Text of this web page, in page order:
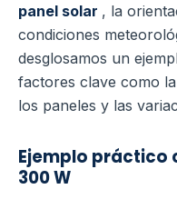
panel solar , la
condiciones
desglosamos un
factores clave como
los paneles y las
Ejemplo práctico
300 W